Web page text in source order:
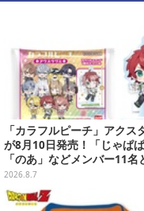
「カラフルピーチ」アクス
が8月10日発売！「じゃぱ
「のあ」などメンバー11名
デザイン全15種、ボールチ
付きでアクセサリーにも
2026.8.7